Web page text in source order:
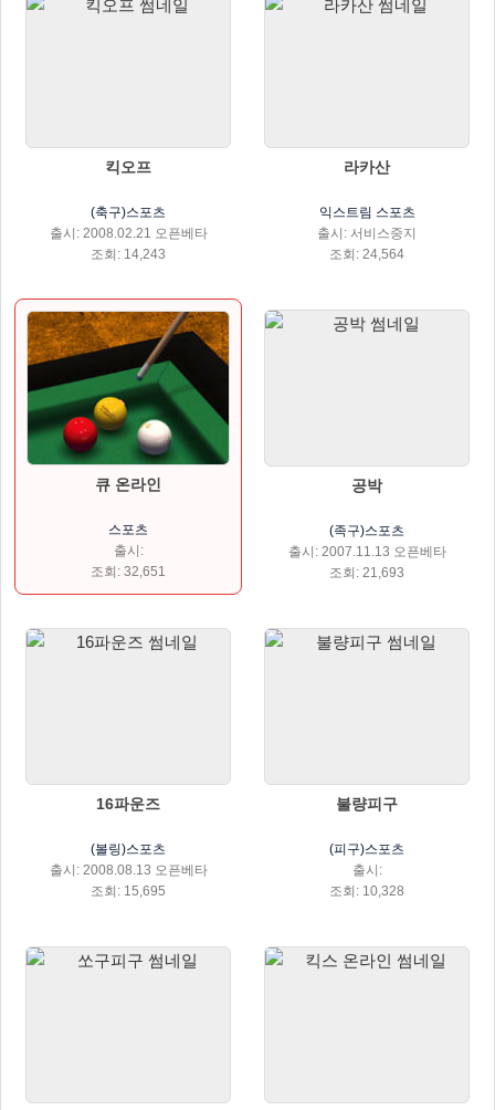
킥오프
(축구)스포츠
출시: 2008.02.21 오픈베타
조회: 14,243
라카산
익스트림 스포츠
출시: 서비스중지
조회: 24,564
큐 온라인
스포츠
출시:
조회: 32,651
공박
(족구)스포츠
출시: 2007.11.13 오픈베타
조회: 21,693
16파운즈
(볼링)스포츠
출시: 2008.08.13 오픈베타
조회: 15,695
불량피구
(피구)스포츠
출시:
조회: 10,328